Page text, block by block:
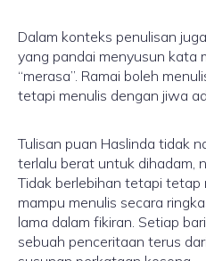
Dalam konteks penulisan
yang pandai menyusun kata
“merasa”. Ramai boleh
tetapi menulis dengan jiwa
Tulisan puan Haslinda tidak
terlalu berat untuk dihadam,
Tidak berlebihan tetapi tetap
mampu menulis secara
lama dalam fikiran. Setiap
sebuah penceritaan terus